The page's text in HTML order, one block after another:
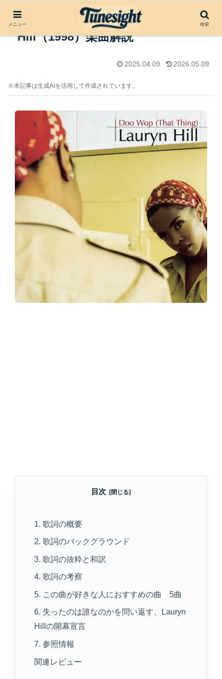
Lost Ones by Lauryn
Hill（1998）楽曲解説
2025.04.09 2026.05.09
※本記事は生成AIを活用して作成されています。
目次
1. 歌詞の概要
2. 歌詞のバックグラウンド
3. 歌詞の抜粋と和訳
4. 歌詞の考察
5. この曲が好きな人におすすめの曲 5曲
6. 失ったのは誰なのかを問い返す、Lauryn
Hillの開幕宣言
7. 参照情報
関連レビュー
メニュー 検索